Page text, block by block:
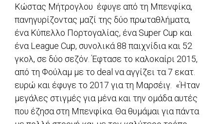
Κώστας Μήτρογλου έφυγε από τη Μπενφίκα,
πανηγυρίζοντας μαζί της δύο πρωταθλήματα,
ένα Κύπελλο Πορτογαλίας, ένα Super Cup και
ένα League Cup, συνολικά 88 παιχνίδια και 52
γκολ, σε δύο σεζόν. Έφτασε το καλοκαίρι 2015,
από τη Φούλαμ με το deal να αγγίζει τα 7 εκατ.
ευρώ και έφυγε το 2017 για τη Μαρσέιγ. «Ήταν
μεγάλες στιγμές για μένα και την ομάδα αυτές
που έζησα στη Μπενφίκα. Θα θυμάμαι για πάντα